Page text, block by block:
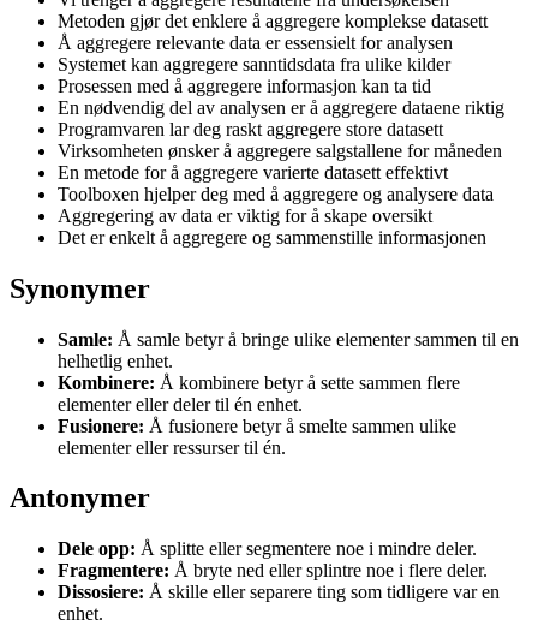
Metoden gjør det enklere å aggregere komplekse datasett
Å aggregere relevante data er essensielt for analysen
Systemet kan aggregere sanntidsdata fra ulike kilder
Prosessen med å aggregere informasjon kan ta tid
En nødvendig del av analysen er å aggregere dataene riktig
Programvaren lar deg raskt aggregere store datasett
Virksomheten ønsker å aggregere salgstallene for måneden
En metode for å aggregere varierte datasett effektivt
Toolboxen hjelper deg med å aggregere og analysere data
Aggregering av data er viktig for å skape oversikt
Det er enkelt å aggregere og sammenstille informasjonen
Synonymer
Samle: Å samle betyr å bringe ulike elementer sammen til en
helhetlig enhet.
Kombinere: Å kombinere betyr å sette sammen flere
elementer eller deler til én enhet.
Fusionere: Å fusionere betyr å smelte sammen ulike
elementer eller ressurser til én.
Antonymer
Dele opp: Å splitte eller segmentere noe i mindre deler.
Fragmentere: Å bryte ned eller splintre noe i flere deler.
Dissosiere: Å skille eller separere ting som tidligere var en
enhet.